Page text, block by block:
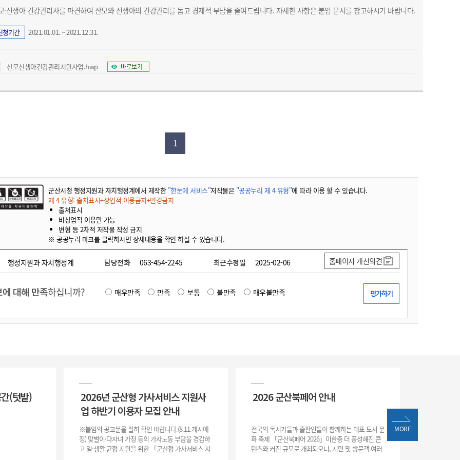
·신생아 건강관리사를 파견하여 산모와 신생아의 건강관리를 돕고 경제적 부담을 줄여드립니다. 자세한 사항은 붙임 문서를 참고하시기 바랍니다.
청기간 2021.01.01. ~ 2021.12.31.
산모신생아건강관리지원사업.hwp 바로보기
1
군산시청 행정지원과 자치행정계에서 제작한 "한눈에 서비스"저작물은 "공공누리 제 4 유형"에 따라 이용 할 수 있습니다.
제 4 유형: 출처표시+상업적 이용금지+변경금지
출처표시
비상업적 이용만 가능
변형 등 2차적 저작물 작성 금지
※ 공공누리 마크를 클릭하시면 상세내용을 확인 하실 수 있습니다.
행정지원과 자치행정계 담당전화 063-454-2245 최근수정일 2025-02-06 홈페이지 개선의견
대해 만족하십니까? 매우만족 만족 보통 불만족 매우불만족
(텃밭)
2026년 군산형 가사서비스 지원사
업 하반기 이용자 모집 안내
※붙임의 공고문을 필히 확인 바랍니다.(8.11.게시예
정) 맞벌이·다자녀 가정 등의 가사노동 부담을 경감하
고 일·생활 균형 지원을 위한 「군산형 가사서비스 지
2026 군산북페어 안내
전국의 독서가들과 출판인들이 함께하는 대표 도서 문
화 축제 「군산북페어 2026」이한층 더 풍성해진 콘
텐츠와 커진 규모로 개최되오니, 시민 및 방문객 여러
MORE